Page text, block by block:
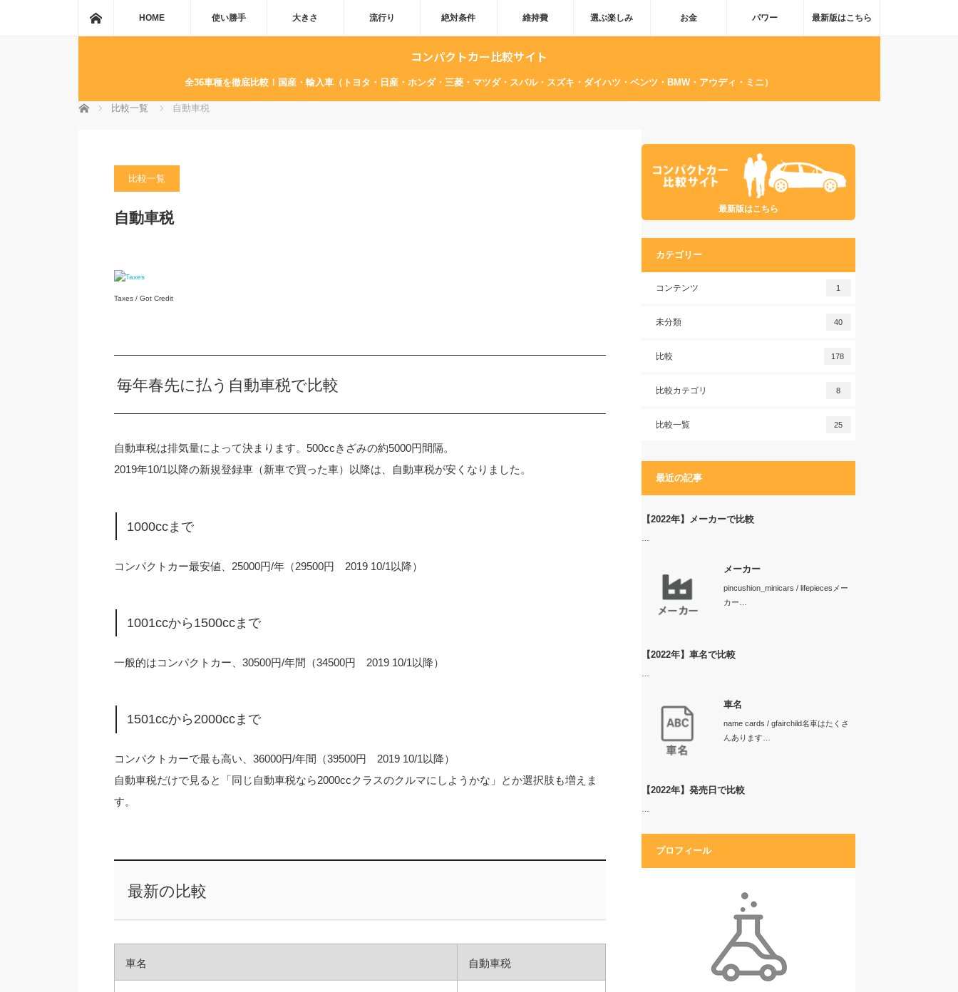
ホームHOME 使い勝手 大きさ 流行り 絶対条件 維持費 選ぶ楽しみ お金 パワー 最新版はこちら
コンパクトカー比較サイト
全36車種を徹底比較！国産・輸入車（トヨタ・日産・ホンダ・三菱・マツダ・スバル・スズキ・ダイハツ・ベンツ・BMW・アウディ・ミニ）
ホーム 比較一覧 自動車税
比較一覧
自動車税
Taxes / Got Credit
毎年春先に払う自動車税で比較
自動車税は排気量によって決まります。500ccきざみの約5000円間隔。
2019年10/1以降の新規登録車（新車で買った車）以降は、自動車税が安くなりました。
1000ccまで
コンパクトカー最安値、25000円/年（29500円 2019 10/1以降）
1001ccから1500ccまで
一般的はコンパクトカー、30500円/年間（34500円 2019 10/1以降）
1501ccから2000ccまで
コンパクトカーで最も高い、36000円/年間（39500円 2019 10/1以降）
自動車税だけで見ると「同じ自動車税なら2000ccクラスのクルマにしようかな」とか選択肢も増えま
す。
最新の比較
車名 自動車税
最新版はこちら
カテゴリー
コンテンツ 1
未分類 40
比較 178
比較カテゴリ 8
比較一覧 25
最近の記事
【2022年】メーカーで比較
メーカー
pincushion_minicars / lifepiecesメー
カー…
【2022年】車名で比較
車名
name cards / gfairchild名車はたくさ
んあります…
【2022年】発売日で比較
プロフィール